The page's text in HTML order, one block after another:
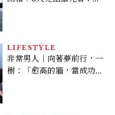
LIFESTYLE
非常男人｜向著夢前行，一
樹：「愈高的牆，當成功爬